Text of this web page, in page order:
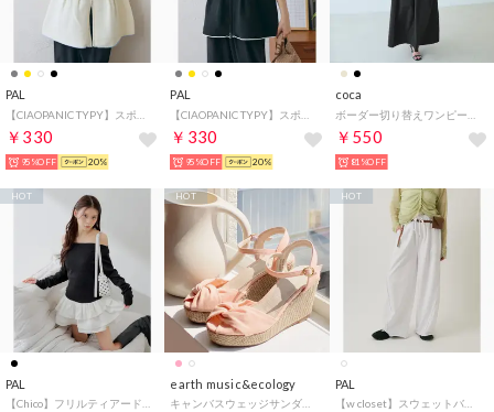
PAL
￥330
95%OFF 20%
PAL
￥330
95%OFF 20%
coca
￥550
81%OFF
PAL
HOT
earth music&ecology
HOT
PAL
【w closet】スウェットバギーパンツ （offwhite）
HOT